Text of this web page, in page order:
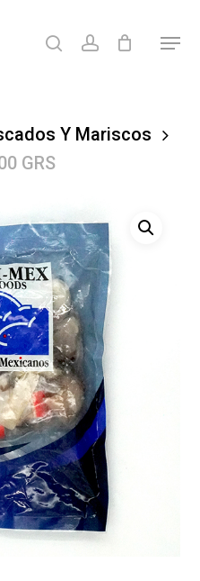
searchaccount Menu
Y Mariscos
GRS
Close